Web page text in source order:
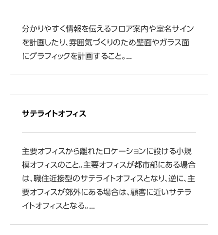
分かりやすく情報を伝えるフロア案内や室名サイン
を計画したり、雰囲気づくりのため壁面やガラス面
にグラフィックを計画すること。...
サテライトオフィス
主要オフィスから離れたロケーションに設ける小規
模オフィスのこと。主要オフィスが都市部にある場合
は、職住近接型のサテライトオフィスとなり、逆に、主
要オフィスが郊外にある場合は、顧客に近いサテラ
イトオフィスとなる。...